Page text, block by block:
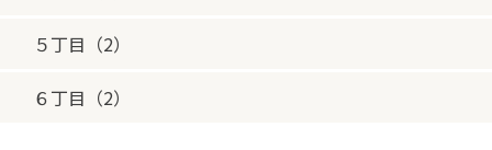
５丁目（2）
６丁目（2）